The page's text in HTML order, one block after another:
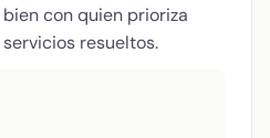
con quien prioriza
resueltos.